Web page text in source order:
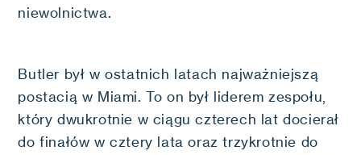
niewolnictwa.
Butler był w ostatnich latach najważniejszą
postacią w Miami. To on był liderem zespołu,
który dwukrotnie w ciągu czterech lat docierał
do finałów w cztery lata oraz trzykrotnie do